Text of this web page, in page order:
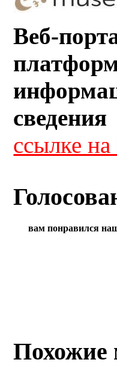
Веб-
ссылке
вам понравился
Похожие